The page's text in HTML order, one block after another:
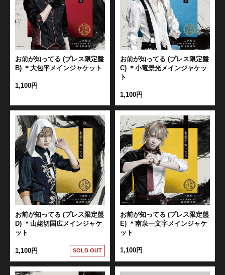
お前が知ってる (プレス限定盤
B) ＊大包平メインジャケット
1,100円
お前が知ってる (プレス限定盤
C) ＊小竜景光メインジャケッ
ト
1,100円
お前が知ってる (プレス限定盤
D) ＊山姥切国広メインジャケ
ット
1,100円 SOLD OUT
お前が知ってる (プレス限定盤
E) ＊南泉一文字メインジャケ
ット
1,100円